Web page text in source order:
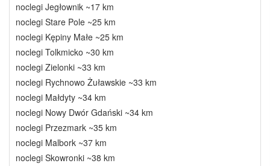
noclegi Jegłownik ~17 km
noclegi Stare Pole ~25 km
noclegi Kępiny Małe ~25 km
noclegi Tolkmicko ~30 km
noclegi Zielonki ~33 km
noclegi Rychnowo Żuławskie ~33 km
noclegi Małdyty ~34 km
noclegi Nowy Dwór Gdański ~34 km
noclegi Przezmark ~35 km
noclegi Malbork ~37 km
noclegi Skowronki ~38 km